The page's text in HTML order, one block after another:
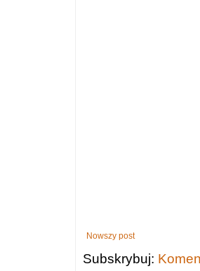
Nowszy post
Subskrybuj: